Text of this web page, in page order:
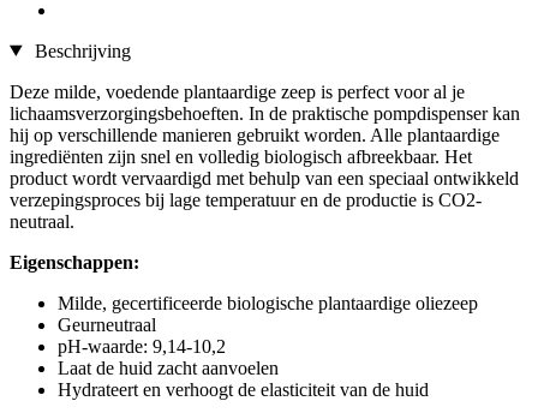
Beschrijving
Deze milde, voedende plantaardige zeep is perfect voor al je
lichaamsverzorgingsbehoeften. In de praktische pompdispenser kan
hij op verschillende manieren gebruikt worden. Alle plantaardige
ingrediënten zijn snel en volledig biologisch afbreekbaar. Het
product wordt vervaardigd met behulp van een speciaal ontwikkeld
verzepingsproces bij lage temperatuur en de productie is CO2-
neutraal.
Eigenschappen:
Milde, gecertificeerde biologische plantaardige oliezeep
Geurneutraal
pH-waarde: 9,14-10,2
Laat de huid zacht aanvoelen
Hydrateert en verhoogt de elasticiteit van de huid